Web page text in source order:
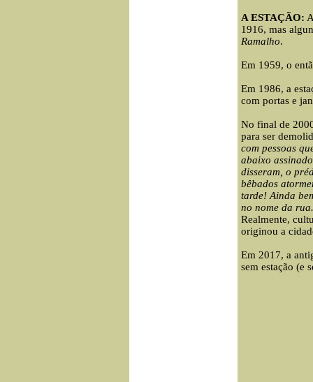
A ESTAÇÃO:
1916, mas
Ramalho.
Em 1959, o
Em 1986, a
com portas e
No final de
para ser
com pessoas
abaixo
disseram, o
bêbados
tarde! Ainda
no nome da
Realmente,
originou a
Em 2017, a
sem estação (e